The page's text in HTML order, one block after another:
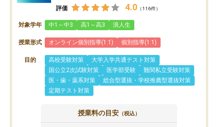
評価 4.0 （116件）
対象学年 中1～中3 高1～高3 浪人生
授業形式 オンライン個別指導(1:1) 個別指導(1:1)
目的 高校受験対策
大学入学共通テスト対策
国公立2次試験対策
医学部受験
難関私立受験対策
医・歯・薬系対策
総合型選抜・学校推薦型選抜対策
定期テスト対策
授業料の目安 （税込）